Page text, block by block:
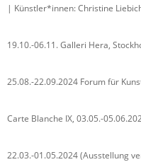
| Künstler*innen: Christine
19.10.-06.11. Galleri Hera,
25.08.-22.09.2024 Forum für
Carte Blanche IX, 03.05.-
22.03.-01.05.2024 (Ausstellung